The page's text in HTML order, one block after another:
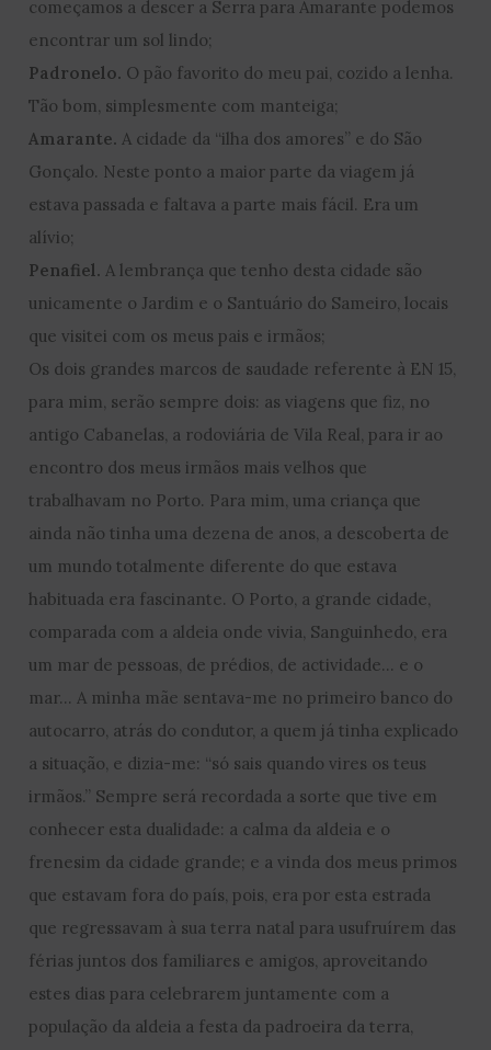
começamos a descer a Serra para Amarante podemos
encontrar um sol lindo;
Padronelo. O pão favorito do meu pai, cozido a lenha.
Tão bom, simplesmente com manteiga;
Amarante. A cidade da “ilha dos amores” e do São
Gonçalo. Neste ponto a maior parte da viagem já
estava passada e faltava a parte mais fácil. Era um
alívio;
Penafiel. A lembrança que tenho desta cidade são
unicamente o Jardim e o Santuário do Sameiro, locais
que visitei com os meus pais e irmãos;
Os dois grandes marcos de saudade referente à EN 15,
para mim, serão sempre dois: as viagens que fiz, no
antigo Cabanelas, a rodoviária de Vila Real, para ir ao
encontro dos meus irmãos mais velhos que
trabalhavam no Porto. Para mim, uma criança que
ainda não tinha uma dezena de anos, a descoberta de
um mundo totalmente diferente do que estava
habituada era fascinante. O Porto, a grande cidade,
comparada com a aldeia onde vivia, Sanguinhedo, era
um mar de pessoas, de prédios, de actividade… e o
mar… A minha mãe sentava-me no primeiro banco do
autocarro, atrás do condutor, a quem já tinha explicado
a situação, e dizia-me: “só sais quando vires os teus
irmãos.” Sempre será recordada a sorte que tive em
conhecer esta dualidade: a calma da aldeia e o
frenesim da cidade grande; e a vinda dos meus primos
que estavam fora do país, pois, era por esta estrada
que regressavam à sua terra natal para usufruírem das
férias juntos dos familiares e amigos, aproveitando
estes dias para celebrarem juntamente com a
população da aldeia a festa da padroeira da terra,